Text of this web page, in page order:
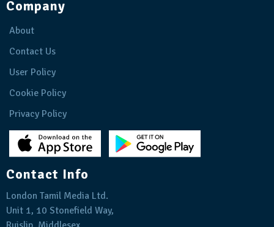
Company
About
Contact Us
User Policy
Cookie Policy
Privacy Policy
Contact Info
London Tamil Media Ltd.
Unit 1, 10 Stonefield Way,